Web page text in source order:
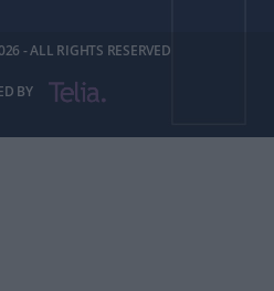
- ALL RIGHTS RESERVED
BY